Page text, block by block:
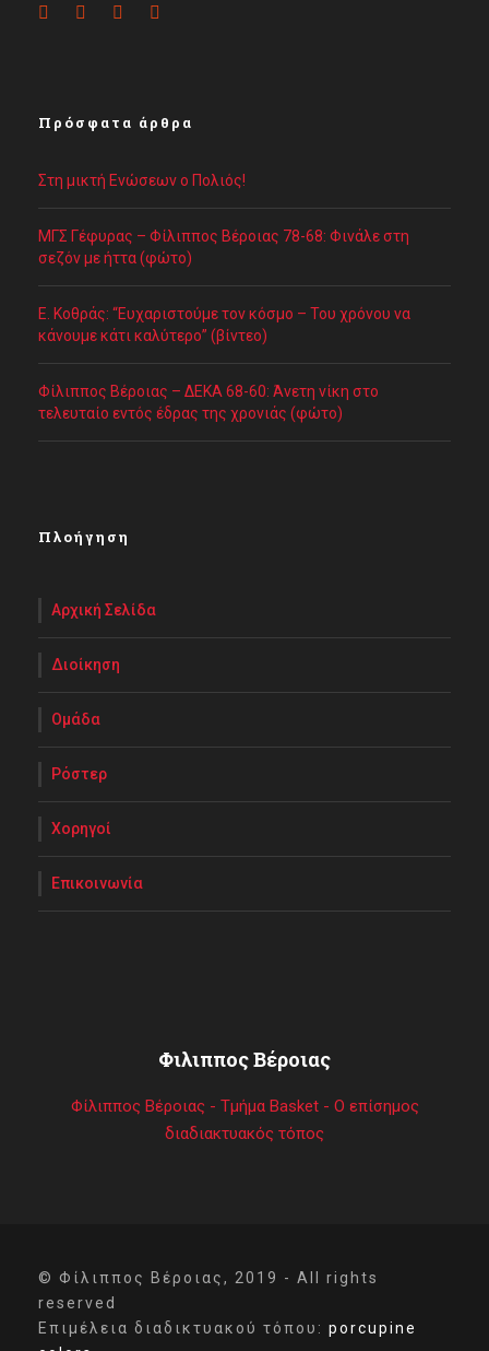
Πρόσφατα άρθρα
Στη μικτή Ενώσεων ο Πολιός!
ΜΓΣ Γέφυρας – Φίλιππος Βέροιας 78-68: Φινάλε στη
σεζόν με ήττα (φώτο)
Ε. Κοθράς: “Ευχαριστούμε τον κόσμο – Του χρόνου να
κάνουμε κάτι καλύτερο” (βίντεο)
Φίλιππος Βέροιας – ΔΕΚΑ 68-60: Άνετη νίκη στο
τελευταίο εντός έδρας της χρονιάς (φώτο)
Πλοήγηση
Αρχική Σελίδα
Διοίκηση
Ομάδα
Ρόστερ
Χορηγοί
Επικοινωνία
Φιλιππος Βέροιας
Φίλιππος Βέροιας - Τμήμα Basket - Ο επίσημος
διαδιακτυακός τόπος
© Φίλιππος Βέροιας, 2019 - All rights
reserved
Επιμέλεια διαδικτυακού τόπου: porcupine